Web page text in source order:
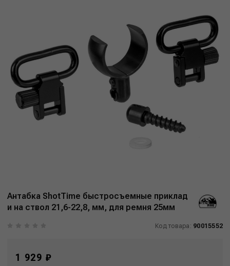
Антабка ShotTime быстросъемные приклад
и на ствол 21,6-22,8, мм, для ремня 25мм
Код товара: 90015552
1 929 ₽